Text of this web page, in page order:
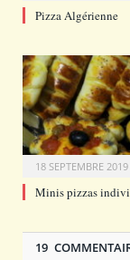
Pizza Algérienne
18 SEPTEMBRE 2019
Minis pizzas
19